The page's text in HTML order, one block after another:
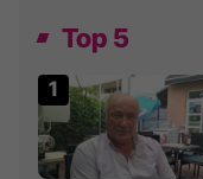
Top 5